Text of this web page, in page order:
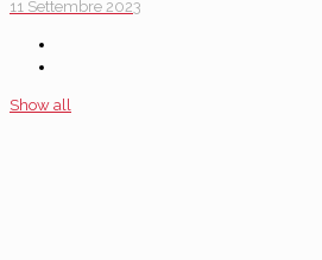
11 Settembre 2023
Show all